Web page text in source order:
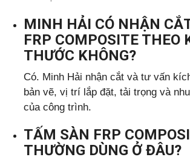
MINH HẢI CÓ NHẬN
FRP COMPOSITE THEO
THƯỚC KHÔNG?
Có. Minh Hải nhận cắt và tư vấn
bản vẽ, vị trí lắp đặt, tải trọng và
của công trình.
TẤM SÀN FRP
THƯỜNG DÙNG Ở ĐÂU?